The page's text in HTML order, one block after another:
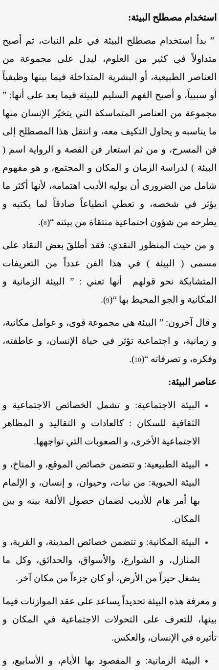
استخدام مصطلح البيئة:
” بدأ استخدام مصطلح البيئة في علم النبات، ثم أصبح
متداولاً في كثير من العلوم، ليدل على مجموعة من
العناصر الطبيعية، أو البشرية المتداخلة فيما بينها وظيفياً
أو سببياً، و أصبح الفهم السليم للبيئة فيما بعد على أنها: ”
مجموعة من العناصر المتماسكة التي يتخيّر الإنسان منها
ما يناسبه و يحاول التكيف معه، و انتقل هذا المصطلح إلى
فن المسرح، و من ثم استعار فن القصة و الرواية اسم (
البيئة ) لدراسة الزمان و المكان و المجتمع، و هو مفهوم
شامل من الضروري أن يوليه الأديب اهتمامه، لأنها أكثر ما
يؤثر في شخصه، و تعطي انطباعاً صادقاً لما يكتبه و
يطرحه من شؤون اجتماعية منتقاة من بيئته “(
8
)
.
و من حيث المنظور النقدي: فقد أطلقَ بعض النقاد على
مسمى ( البيئة ) في هذا الفن عدداً من التعريفات
المتشابكة نحو قولهم أنها تعني : ” البيئة الزمانية و
المكانية و الجو المحيط بها “(
9
)
.
و قال آخرون: ” البيئة هي مجموعة قوى، و عوامل مكانية،
و زمانية، و اجتماعية تؤثر في حياة الإنسان، و عاطفته،
وفكره، و تصرفاته “(
10
)
.
عناصر البيئة:
البيئة الاجتماعية: و تشمل الخصائص الاجتماعية و
الثقافية للسكان : كالعادات و التقاليد و المظاهر
الاجتماعية الأخرى، و الصعوبات التي تواجهها.
البيئة الطبيعية: و تتضمن خصائص الموقع، و المناخ، و
البيئة الحيوية: من نبات، وحيوان، و إنسان، و الإلمام
بها أمر هام للأديب لضمان حصول الألفة بينه و بين
المكان.
البيئة المكانية: و تتضمن خصائص المدينة، و القرية، و
المنازل، و الشوارع، والأسواق، والحدائق، وكل ما
يشغل حيزاً من الأرض، أو كان جزءاً من مكان آخر.
و معرفة هذه البيئة تحديداً يساعد على عقد الموازنات فيما
بينها، للتعرف على التحولات الاجتماعية في المكان و
تأثيره في الإنسان، والعكس.
البيئة الزمانية: و المقصود بها الأيام، و الأسابيع، و